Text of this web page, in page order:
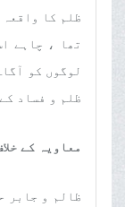
لوگوں کو
ظلم و فساد
معاویہ کے
ظالم و جابر